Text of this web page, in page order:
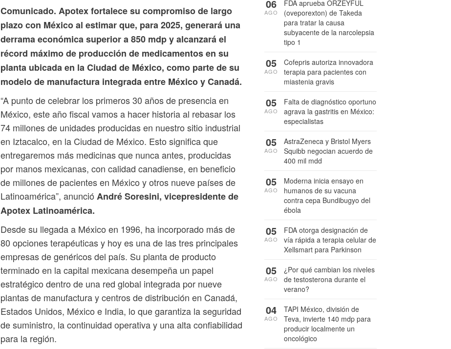
Comunicado. Apotex fortalece su compromiso de largo
plazo con México al estimar que, para 2025, generará una
derrama económica superior a 850 mdp y alcanzará el
récord máximo de producción de medicamentos en su
planta ubicada en la Ciudad de México, como parte de su
modelo de manufactura integrada entre México y Canadá.
“A punto de celebrar los primeros 30 años de presencia en
México, este año fiscal vamos a hacer historia al rebasar los
74 millones de unidades producidas en nuestro sitio industrial
en Iztacalco, en la Ciudad de México. Esto significa que
entregaremos más medicinas que nunca antes, producidas
por manos mexicanas, con calidad canadiense, en beneficio
de millones de pacientes en México y otros nueve países de
Latinoamérica”, anunció André Soresini, vicepresidente de
Apotex Latinoamérica.
Desde su llegada a México en 1996, ha incorporado más de
80 opciones terapéuticas y hoy es una de las tres principales
empresas de genéricos del país. Su planta de producto
terminado en la capital mexicana desempeña un papel
estratégico dentro de una red global integrada por nueve
plantas de manufactura y centros de distribución en Canadá,
Estados Unidos, México e India, lo que garantiza la seguridad
de suministro, la continuidad operativa y una alta confiabilidad
para la región.
FDA aprueba ORZEYFUL
(oveporexton) de Takeda
para tratar la causa
subyacente de la narcolepsia
tipo 1
06
AGO
Cofepris autoriza innovadora
terapia para pacientes con
miastenia gravis
05
AGO
Falta de diagnóstico oportuno
agrava la gastritis en México:
especialistas
05
AGO
AstraZeneca y Bristol Myers
Squibb negocian acuerdo de
400 mil mdd
05
AGO
Moderna inicia ensayo en
humanos de su vacuna
contra cepa Bundibugyo del
ébola
05
AGO
FDA otorga designación de
vía rápida a terapia celular de
Xellsmart para Parkinson
05
AGO
¿Por qué cambian los niveles
de testosterona durante el
verano?
05
AGO
TAPI México, división de
Teva, invierte 140 mdp para
producir localmente un
oncológico
04
AGO